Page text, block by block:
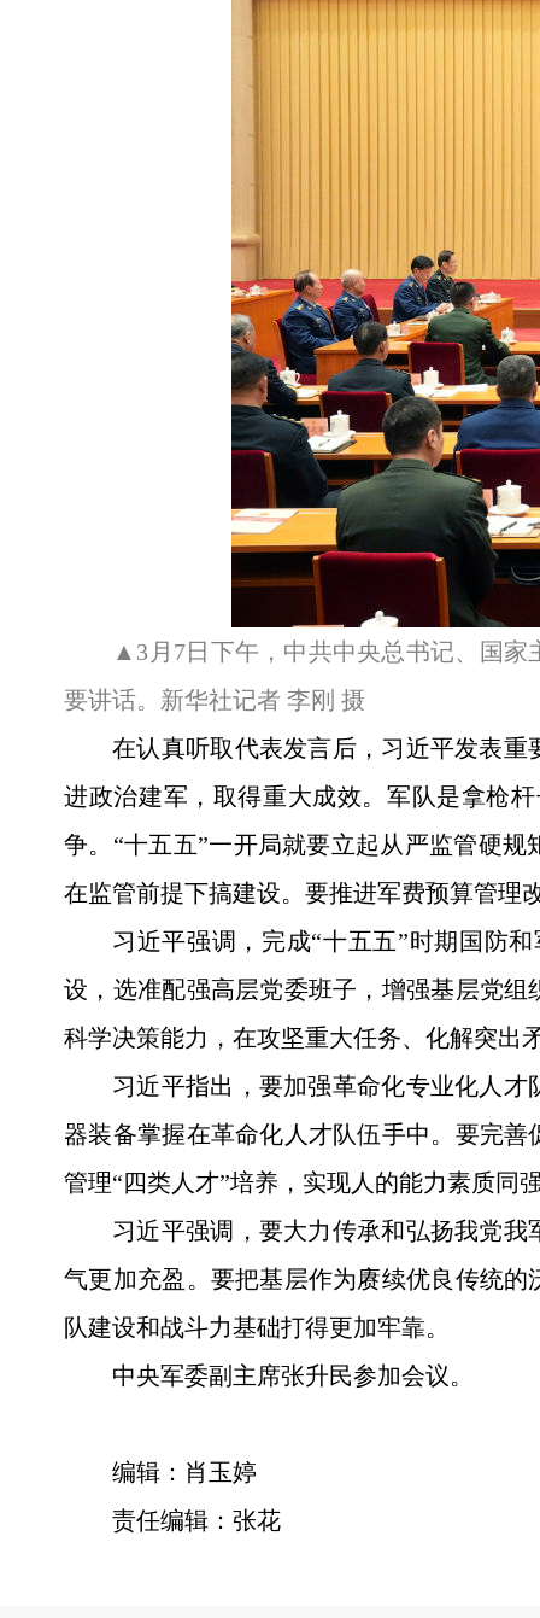
▲3月7日下午，中共中央总书记、国家
要讲话。新华社记者 李刚 摄
在认真听取代表发言后，习近平发表
进政治建军，取得重大成效。军队是拿枪
争。“十五五”一开局就要立起从严监管硬
在监管前提下搞建设。要推进军费预算管理
习近平强调，完成“十五五”时期国防
设，选准配强高层党委班子，增强基层党
科学决策能力，在攻坚重大任务、化解突出
习近平指出，要加强革命化专业化人
器装备掌握在革命化人才队伍手中。要完
管理“四类人才”培养，实现人的能力素质同
习近平强调，要大力传承和弘扬我党
气更加充盈。要把基层作为赓续优良传统
队建设和战斗力基础打得更加牢靠。
中央军委副主席张升民参加会议。
编辑：肖玉婷
责任编辑：张花